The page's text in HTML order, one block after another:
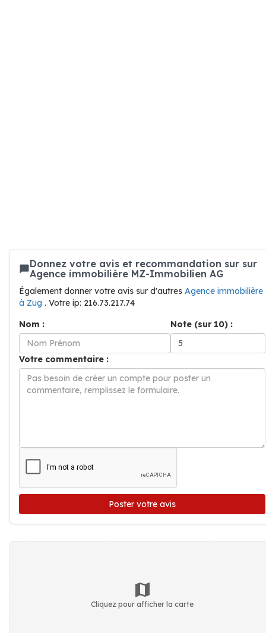
Donnez votre avis et recommandation sur sur
Agence immobilière MZ-Immobilien AG
Également donner votre avis sur d'autres Agence immobilière
à Zug . Votre ip: 216.73.217.74
Nom :
Note (sur 10) :
Votre commentaire :
Poster votre avis
Cliquez pour afficher la carte